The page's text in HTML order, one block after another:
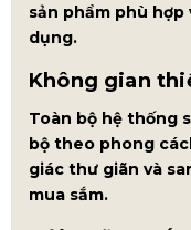
sản phẩm phù
dụng.
Không gian
Toàn bộ hệ thống
bộ theo phong
giác thư giãn và
mua sắm.